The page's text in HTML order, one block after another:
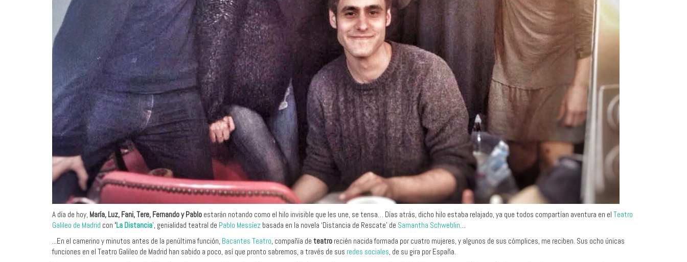
A día de hoy, María, Luz, Fani, Tere, Fernando y Pablo estarán notando como el hilo invisible que les une, se tensa… Días atrás, dicho hilo estaba relajado, ya que todos compartían aventura en el Teatro
Galileo de Madrid con ‘La Distancia’, genialidad teatral de Pablo Messíez basada en la novela ‘Distancia de Rescate’ de Samantha Schweblin…
...En el camerino y minutos antes de la penúltima función, Bacantes Teatro, compañía de teatro recién nacida formada por cuatro mujeres, y algunos de sus cómplices, me reciben. Sus ocho únicas
funciones en el Teatro Galileo de Madrid han sabido a poco, así que pronto sabremos, a través de sus redes sociales, de su gira por España.